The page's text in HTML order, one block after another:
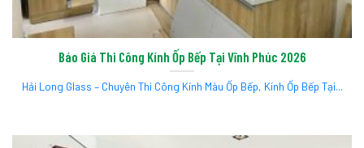
Báo Giá Thi Công Kính Ốp Bếp Tại Vĩnh Phúc 2026
Hải Long Glass – Chuyên Thi Công Kính Màu Ốp Bếp, Kính Ốp Bếp Tại...